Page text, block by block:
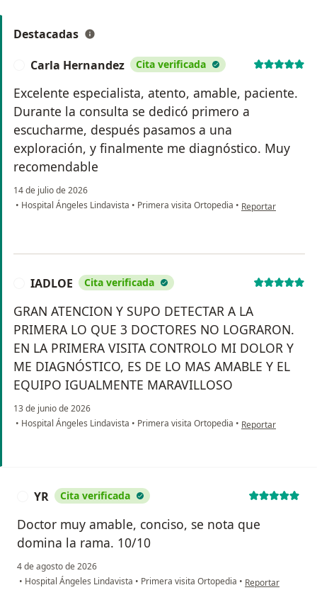
Destacadas
Carla Hernandez Cita verificada
Excelente especialista, atento, amable, paciente.
Durante la consulta se dedicó primero a
escucharme, después pasamos a una
exploración, y finalmente me diagnóstico. Muy
recomendable
14 de julio de 2026
• Hospital Ángeles Lindavista • Primera visita Ortopedia • en opinión del
Reportar
IADLOE Cita verificada
GRAN ATENCION Y SUPO DETECTAR A LA
PRIMERA LO QUE 3 DOCTORES NO LOGRARON.
EN LA PRIMERA VISITA CONTROLO MI DOLOR Y
ME DIAGNÓSTICO, ES DE LO MAS AMABLE Y EL
EQUIPO IGUALMENTE MARAVILLOSO
13 de junio de 2026
• Hospital Ángeles Lindavista • Primera visita Ortopedia • en opinión del
Reportar
YR Cita verificada
Doctor muy amable, conciso, se nota que
domina la rama. 10/10
4 de agosto de 2026
• Hospital Ángeles Lindavista • Primera visita Ortopedia • en opinión del
Reportar